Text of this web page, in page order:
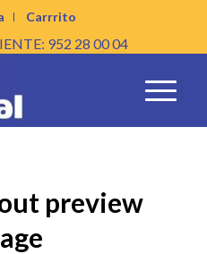
Carrrito
952 28 00 04
preview